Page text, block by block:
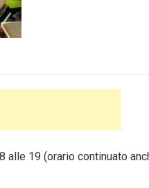
alle 19 (orario continuato